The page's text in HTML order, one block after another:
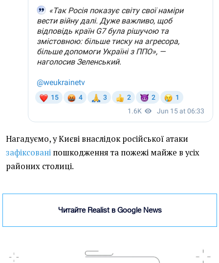
Нагадуємо, у Києві внаслідок російської атаки
зафіксовані пошкодження та пожежі майже в усіх
районих столиці.
Читайте Realist в Google News